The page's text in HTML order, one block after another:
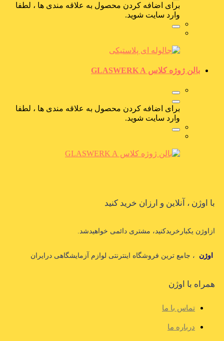
برای اضافه کردن محصول به علاقه مندی ها ، لطفا
وارد سایت شوید.
بالن ژوژه کلاس GLASWERK A
برای اضافه کردن محصول به علاقه مندی ها ، لطفا
وارد سایت شوید.
با اوژن ، آنلاین و ارزان خرید کنید
ازاوژن یکبارخریدکنید، مشتری دائمی خواهیدشد.
اوژن ، جامع ترین فروشگاه اینترنتی لوازم آزمایشگاهی درایران
همراه با اوژن
تماس با ما
درباره ما